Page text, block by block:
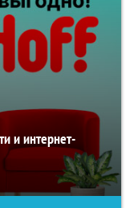
и интернет-